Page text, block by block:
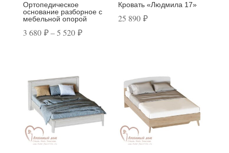
Ортопедическое
основание разборное с
мебельной опорой
3 680 ₽ – 5 520 ₽Диапазон
5
520 ₽
Кровать «Людмила 17»
25 890₽